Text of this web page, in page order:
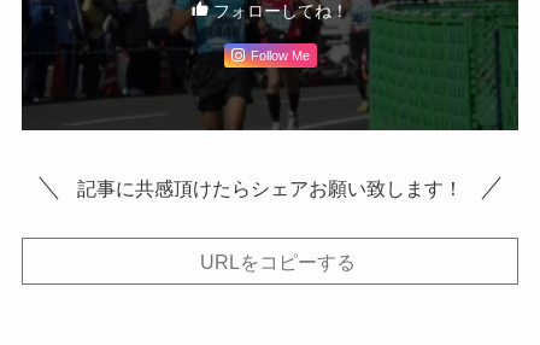
フォローしてね！
Follow Me
記事に共感頂けたらシェアお願い致します！
URLをコピーする